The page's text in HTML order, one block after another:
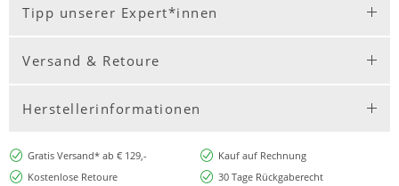
Tipp unserer Expert*innen
Versand & Retoure
Herstellerinformationen
Gratis Versand* ab € 129,-
Kauf auf Rechnung
Kostenlose Retoure
30 Tage Rückgaberecht